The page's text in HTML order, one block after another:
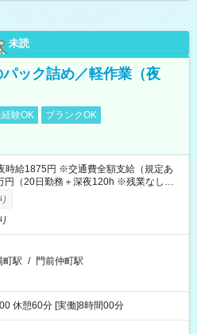
未読
ック詰め／軽作業（夜
験OK
ブランクOK
時給1875円 ※交通費全額支給（規定あ
円（20日勤務＋深夜120h ※残業なしの場
町駅 / 門前仲町駅
休憩60分 [実働]8時間00分